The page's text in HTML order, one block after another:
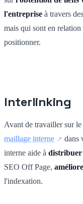
l'entreprise à travers des
mais qui sont en
positionner.
Interlinking
Avant de travailler sur
maillage interne
dans
interne aide à distribuer
SEO Off Page,
l'indexation.